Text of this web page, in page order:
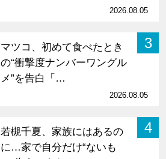
2026.08.05
3
マツコ、初めて食べたとき
の“衝撃度ナンバーワングル
メ”を告白「…
2026.08.05
4
若槻千夏、家族にはあるの
に…家で自分だけ“ないも